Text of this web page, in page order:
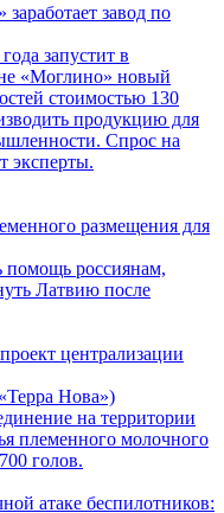
завод по
запустит в
«Моглино» новый
стоимостью 130
продукцию для
Спрос на
эксперты.
размещения для
помощь россиянам,
Латвию после
централизации
Нова»)
на территории
племенного молочного
голов.
атаке беспилотников: